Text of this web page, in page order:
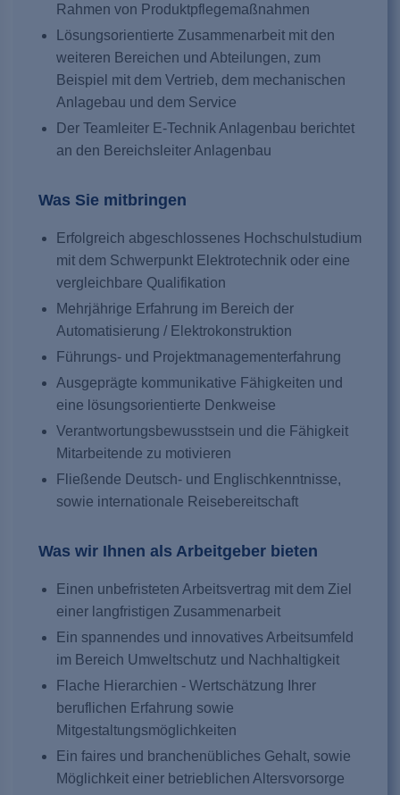
Rahmen von Produktpflegemaßnahmen
Lösungsorientierte Zusammenarbeit mit den
weiteren Bereichen und Abteilungen, zum
Beispiel mit dem Vertrieb, dem mechanischen
Anlagebau und dem Service
Der Teamleiter E-Technik Anlagenbau berichtet
an den Bereichsleiter Anlagenbau
Was Sie mitbringen
Erfolgreich abgeschlossenes Hochschulstudium
mit dem Schwerpunkt Elektrotechnik oder eine
vergleichbare Qualifikation
Mehrjährige Erfahrung im Bereich der
Automatisierung / Elektrokonstruktion
Führungs- und Projektmanagementerfahrung
Ausgeprägte kommunikative Fähigkeiten und
eine lösungsorientierte Denkweise
Verantwortungsbewusstsein und die Fähigkeit
Mitarbeitende zu motivieren
Fließende Deutsch- und Englischkenntnisse,
sowie internationale Reisebereitschaft
Was wir Ihnen als Arbeitgeber bieten
Einen unbefristeten Arbeitsvertrag mit dem Ziel
einer langfristigen Zusammenarbeit
Ein spannendes und innovatives Arbeitsumfeld
im Bereich Umweltschutz und Nachhaltigkeit
Flache Hierarchien - Wertschätzung Ihrer
beruflichen Erfahrung sowie
Mitgestaltungsmöglichkeiten
Ein faires und branchenübliches Gehalt, sowie
Möglichkeit einer betrieblichen Altersvorsorge